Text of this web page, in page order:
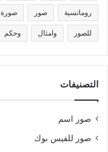
رومانسية صور صورة
للصور وامثال وحكم
التصنيفات
صور اسم
صور للفيس بوك